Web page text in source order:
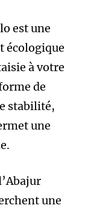
est une
écologique
à votre
de
stabilité,
une
une